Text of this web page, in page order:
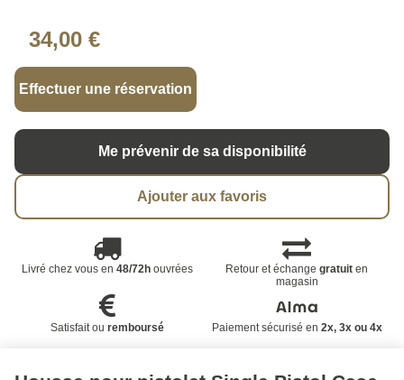
34,00 €
Effectuer une réservation
Me prévenir de sa disponibilité
Ajouter aux favoris
Livré chez vous en 48/72houvrées Retour et échangegratuit en
magasin
Satisfait ou remboursé Paiement sécurisé en 2x, 3x ou 4x